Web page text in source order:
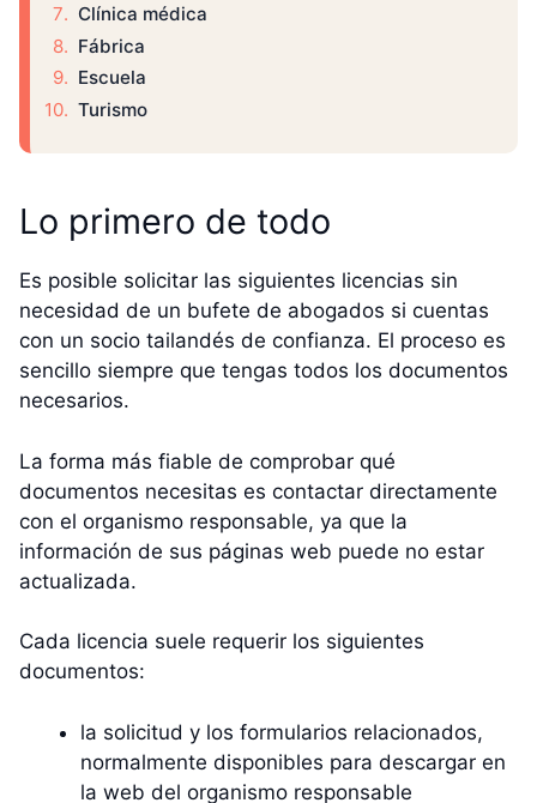
Clínica médica
Fábrica
Escuela
Turismo
Lo primero de todo
Es posible solicitar las siguientes licencias sin
necesidad de un bufete de abogados si cuentas
con un socio tailandés de confianza. El proceso es
sencillo siempre que tengas todos los documentos
necesarios.
La forma más fiable de comprobar qué
documentos necesitas es contactar directamente
con el organismo responsable, ya que la
información de sus páginas web puede no estar
actualizada.
Cada licencia suele requerir los siguientes
documentos:
la solicitud y los formularios relacionados,
normalmente disponibles para descargar en
la web del organismo responsable